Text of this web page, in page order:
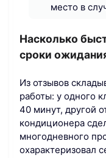
место в
Насколько
сроки
Из отзывов
работы: у одного
40 минут, другой
кондиционера
многодневного
охарактеризовал